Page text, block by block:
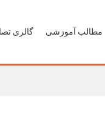
مطالب آموزشی گالری